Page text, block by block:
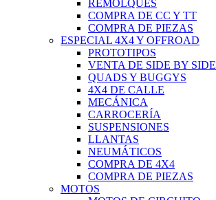
REMOLQUES
COMPRA DE CC Y TT
COMPRA DE PIEZAS
ESPECIAL 4X4 Y OFFROAD
PROTOTIPOS
VENTA DE SIDE BY SIDE
QUADS Y BUGGYS
4X4 DE CALLE
MECÁNICA
CARROCERÍA
SUSPENSIONES
LLANTAS
NEUMÁTICOS
COMPRA DE 4X4
COMPRA DE PIEZAS
MOTOS